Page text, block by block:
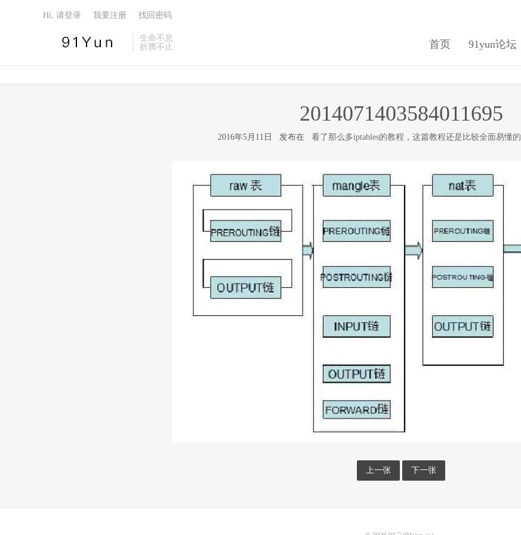
生命不息
折腾不止
首页 91yun论坛
Hi, 请登录 我要注册 找回密码
2014071403584011695
2016年5月11日 发布在 看了那么多iptables的教程，这篇教程还是比较全面易懂的
上一张 下一张